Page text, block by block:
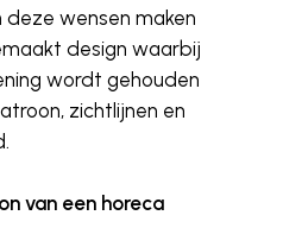
deze wensen maken
design waarbij
wordt gehouden
zichtlijnen en
van een horeca